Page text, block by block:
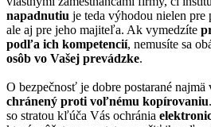
napadnutiu je teda výhodou nielen
ale aj pre jeho majiteľa. Ak vymedzíte
podľa ich kompetencií, nemusíte sa
osôb vo Vašej prevádzke.
O bezpečnosť je dobre postarané najmä
chránený proti voľnému kopírovaniu
so stratou kľúča Vás ochránia